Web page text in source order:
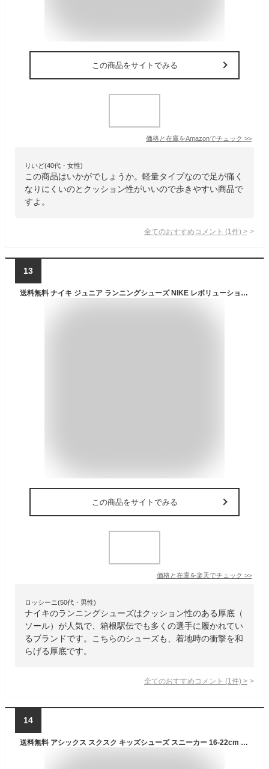
この商品をサイトでみる
価格と在庫をAmazonでチェック >>
りいど(40代・女性)
この商品はいかがでしょうか。軽量タイプなので足が痛く
なりにくいのとクッション性がいいので歩きやすい商品で
すよ。
全てのおすすめコメント (1 件) >
13
送料無料 ナイキ ジュニア ランニングシューズ NIKE レボリューション 7 GS ローカット 20-25cm ひも靴 子供靴 スニーカー キッズシューズ 子ども スポーティ カジュアル 男の子 女の子 小学生 運動靴 通学 学校 グレー ブランド スポーツ こども くつ/FB7689-004
この商品をサイトでみる
価格と在庫を楽天でチェック >>
ロッシーニ(50代・男性)
ナイキのランニングシューズはクッション性のある厚底（
ソール）が人気で、箱根駅伝でも多くの選手に履かれてい
るブランドです。こちらのシューズも、着地時の衝撃を和
らげる厚底です。
全てのおすすめコメント (1 件) >
14
送料無料 アシックス スクスク キッズシューズ スニーカー 16-22cm 子供靴 asics SUKU2 NEIRA MINI スタンダードラスト ベルトタイプ ローカット カジュアル スポーティ ジュニア 幼児 小学生 運動靴 こども 男の子 女の子 すくすく SUKUSUKU ブランド くつ/1144A372